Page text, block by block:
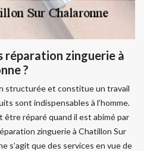
réparation zinguerie à
?
structurée et constitue un travail
sont indispensables à l’homme.
être réparé quand il est abimé par
zinguerie à Chatillon Sur
s’agit que des services en vue de